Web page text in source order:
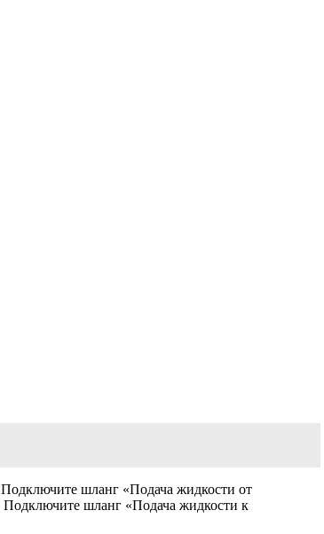
Подключите шланг «Подача жидкости от
шланг «Подача жидкости к